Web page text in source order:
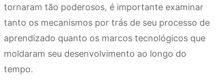
tornaram tão poderosos, é importante examinar
tanto os mecanismos por trás de seu processo de
aprendizado quanto os marcos tecnológicos que
moldaram seu desenvolvimento ao longo do
tempo.